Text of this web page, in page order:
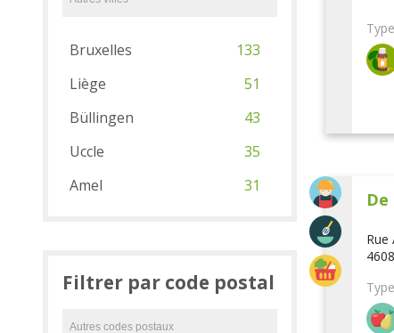
Rue
Bruxelles
133
Liège
51
Büllingen
43
Uccle
35
Amel
31
Filtrer par code postal